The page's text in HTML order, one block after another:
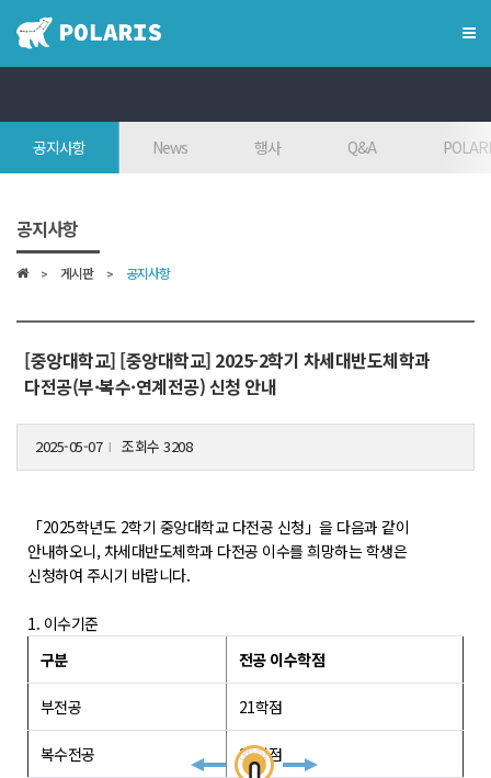
인재상
참여대학/조직도
오시는 길
학위학사 안내
개설교과목
학사일정
성과확산센터
소개
POLAR expert
공지사항 News 행사 Q&A
공지사항
게시판 공지사항
[중앙대학교] [중앙대학교] 2025-2학기 차세대반도체학과
다전공(부·복수·연계전공) 신청 안내
2025-05-07 조회수 3208
「2025학년도 2학기 중앙대학교 다전공 신청」을 다음과 같이
안내하오니, 차세대반도체학과 다전공 이수를 희망하는 학생은
신청하여 주시기 바랍니다.
1. 이수기준
구분
전공 이수학점
부전공 21학점
복수전공 39학점